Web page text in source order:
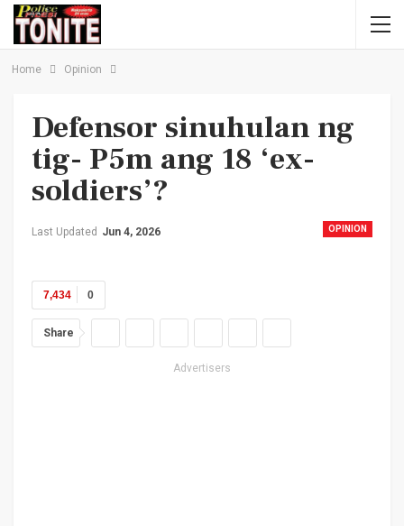
Home Opinion
Defensor sinuhulan ng
tig- P5m ang 18 ‘ex-
soldiers’?
OPINION
Last Updated Jun 4, 2026
0
7,434
Share
Advertisers